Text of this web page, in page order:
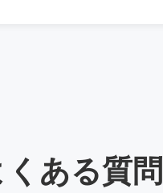
ある質問